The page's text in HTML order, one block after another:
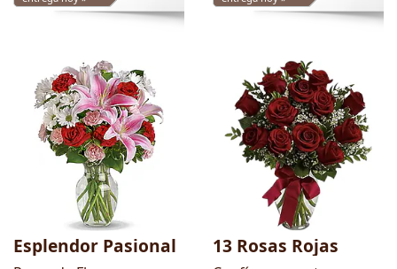
Esplendor Pasional 13 Rosas Rojas